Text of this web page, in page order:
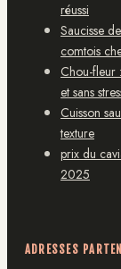
réussi
Saucisse
comtois
Chou-fleur
et sans
Cuisson
texture
prix du
2025
ADRESSES